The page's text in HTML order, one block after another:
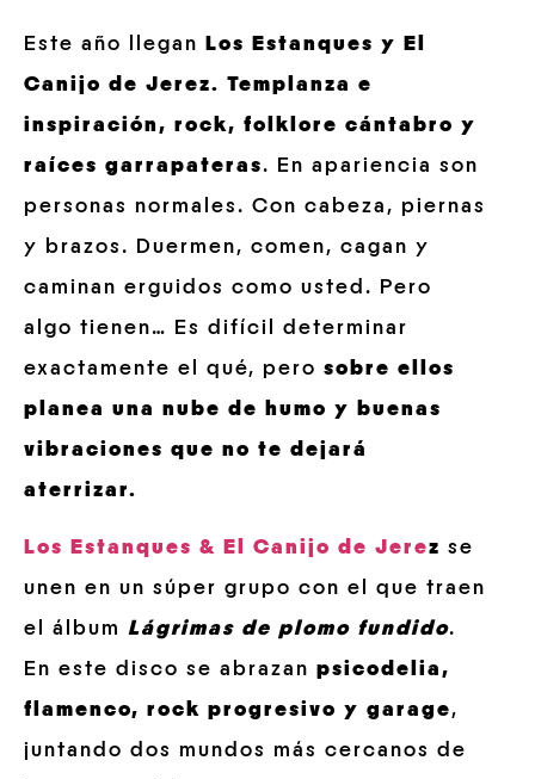
Este año llegan
Los Estanques y El
Canijo de Jerez. Templanza e
inspiración, rock, folklore cántabro y
raíces garrapateras. En apariencia son
personas normales. Con cabeza, piernas
y brazos. Duermen, comen, cagan y
caminan erguidos como usted. Pero
algo tienen… Es difícil determinar
exactamente el qué, pero sobre ellos
planea una nube de humo y buenas
vibraciones que no te dejará
aterrizar.
Los Estanques & El Canijo de Jerez se
unen en un súper grupo con el que traen
el álbum Lágrimas de plomo fundido.
En este disco se abrazan psicodelia,
flamenco, rock progresivo y garage,
juntando dos mundos más cercanos de